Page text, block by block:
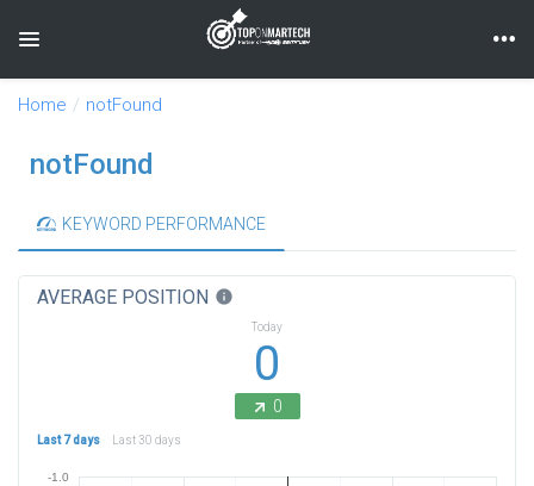
Toggle navigation
Home notFound
notFound
KEYWORD PERFORMANCE
AVERAGE POSITION info
Today
0
0
Last 7 days Last 30 days
-1.0